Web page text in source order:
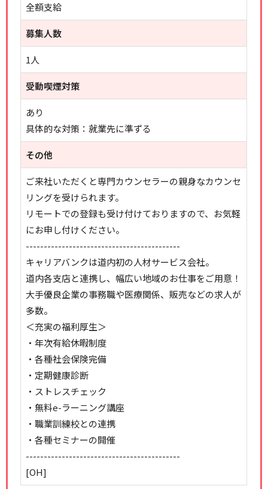
全額支給
募集人数
1人
受動喫煙対策
あり
具体的な対策：就業先に準ずる
その他
ご来社いただくと専門カウンセラーの親身なカウンセ
リングを受けられます。
リモートでの登録も受け付けておりますので、お気軽
にお申し付けください。
-------------------------------------------
キャリアバンクは道内初の人材サービス会社。
道内各支店と連携し、幅広い地域のお仕事をご用意！
大手優良企業の事務職や医療関係、販売などの求人が
多数。
＜充実の福利厚生＞
・年次有給休暇制度
・各種社会保険完備
・定期健康診断
・ストレスチェック
・無料e-ラーニング講座
・職業訓練校との連携
・各種セミナーの開催
-------------------------------------------
[OH]